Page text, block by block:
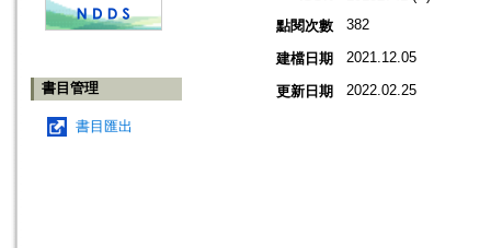
書目管理
書目匯出
點閱次數
382
建檔日期 2021.12.05
更新日期 2022.02.25